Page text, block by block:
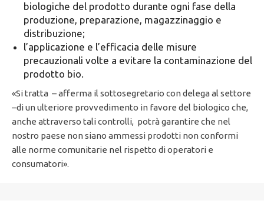
biologiche del prodotto durante ogni fase della
produzione, preparazione, magazzinaggio e
distribuzione;
l’applicazione e l’efficacia delle misure
precauzionali volte a evitare la contaminazione del
prodotto bio.
«Si tratta – afferma il sottosegretario con delega al settore
–di un ulteriore provvedimento in favore del biologico che,
anche attraverso tali controlli, potrà garantire che nel
nostro paese non siano ammessi prodotti non conformi
alle norme comunitarie nel rispetto di operatori e
consumatori».